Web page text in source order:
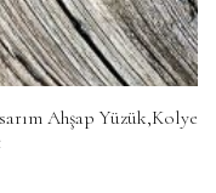
Ahşap Yüzük,Kolye